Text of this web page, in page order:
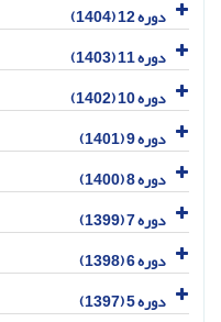
دوره 12 (1404)
دوره 11 (1403)
دوره 10 (1402)
دوره 9 (1401)
دوره 8 (1400)
دوره 7 (1399)
دوره 6 (1398)
دوره 5 (1397)